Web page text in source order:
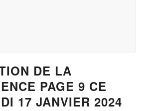
DE LA
PAGE 9 CE
17 JANVIER 2024